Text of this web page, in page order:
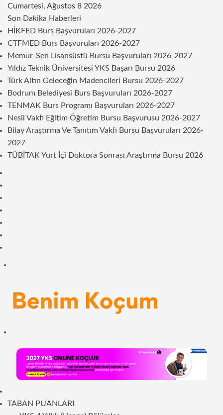
Cumartesi, Ağustos 8 2026
Son Dakika Haberleri
HİKFED Burs Başvuruları 2026-2027
CTFMED Burs Başvuruları 2026-2027
Memur-Sen Lisansüstü Bursu Başvuruları 2026-2027
Yıldız Teknik Üniversitesi YKS Başarı Bursu 2026
Türk Altın Geleceğin Madencileri Bursu 2026-2027
Bodrum Belediyesi Burs Başvuruları 2026-2027
TENMAK Burs Programı Başvuruları 2026-2027
Nesil Vakfı Eğitim Öğretim Bursu Başvurusu 2026-2027
Bilay Araştırma Ve Tanıtım Vakfı Bursu Başvuruları 2026-
2027
TÜBİTAK Yurt İçi Doktora Sonrası Araştırma Bursu 2026
TABAN PUANLARI